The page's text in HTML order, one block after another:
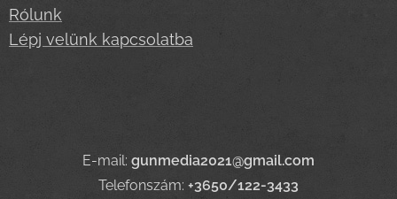
Rólunk
Lépj velünk kapcsolatba
E-mail: gunmedia2021@gmail.com
Telefonszám: +3650/122-3433